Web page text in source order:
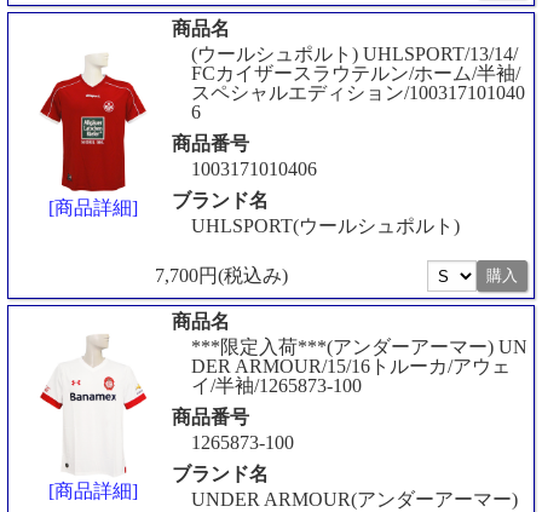
[商品詳細]
商品名
(ウールシュポルト) UHLSPORT/13/14/
FCカイザースラウテルン/ホーム/半袖/
スペシャルエディション/100317101040
6
商品番号
1003171010406
ブランド名
UHLSPORT(ウールシュポルト)
7,700円(税込み)
[商品詳細]
商品名
***限定入荷***(アンダーアーマー) UN
DER ARMOUR/15/16トルーカ/アウェ
イ/半袖/1265873-100
商品番号
1265873-100
ブランド名
UNDER ARMOUR(アンダーアーマー)